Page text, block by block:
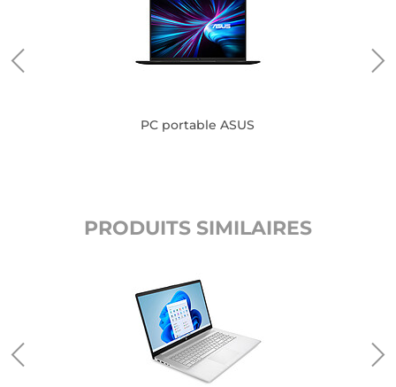
PC portable ASUS
PRODUITS SIMILAIRES